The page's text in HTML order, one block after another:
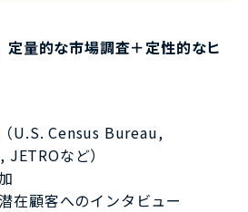
定量的な市場調査＋定性的なヒ
U.S. Census Bureau,
など）
在顧客へのインタビュー